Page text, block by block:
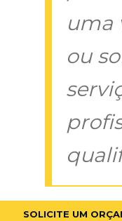
uma
ou
SOLICITE UM